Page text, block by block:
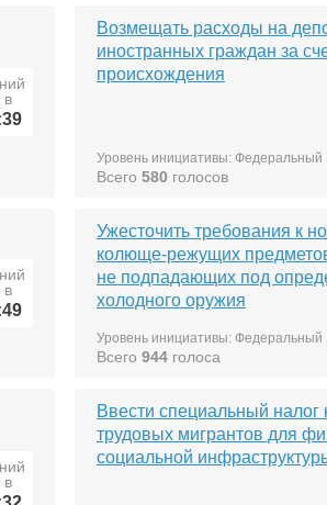
в
Возмещать расходы на
иностранных граждан за
происхождения
Уровень инициативы: Федеральный
Всего 580 голосов
в
Ужесточить требования к
колюще-режущих
не подпадающих под
холодного оружия
Уровень инициативы: Федеральный
Всего 944 голоса
в
Ввести специальный налог
трудовых мигрантов для
социальной